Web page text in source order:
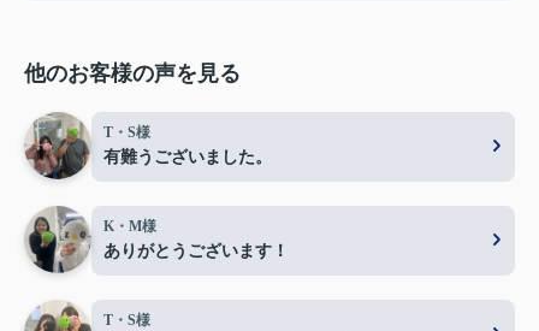
他のお客様の声を見る
T・S様
有難うございました。
K・M様
ありがとうございます！
T・S様